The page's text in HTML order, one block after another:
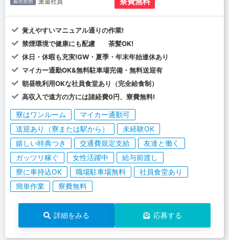
覚えやすいマニュアル通りの作業!
禁煙環境で健康にも配慮 茶髪OK!
休日・休暇も充実!GW・夏季・年末年始連休あり
マイカー通勤OK&無料駐車場完備・無料送迎有
朝昼晩利用OKな社員食堂あり（完全給食制）
高収入で遠方の方には諸経費0円、寮費無料!
寮はワンルーム
マイカー通勤可
送迎あり（寮または駅から）
未経験OK
嬉しい特典つき
交通費規定支給
友達と働く
ガッツリ稼ぐ
女性活躍中
給与前渡し
寮に車持込OK
職場駐車場無料
社員食堂あり
簡単作業
寮費無料
詳細をみる 応募する